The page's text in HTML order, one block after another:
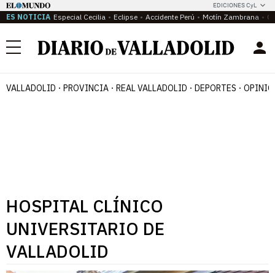
EDICIONES CyL
ES NOTICIA Especial Cecilia Eclipse Accidente Perú Motín Zambrana
Menú
VALLADOLID PROVINCIA REAL VALLADOLID DEPORTES
HOSPITAL CLÍNICO
UNIVERSITARIO DE
VALLADOLID